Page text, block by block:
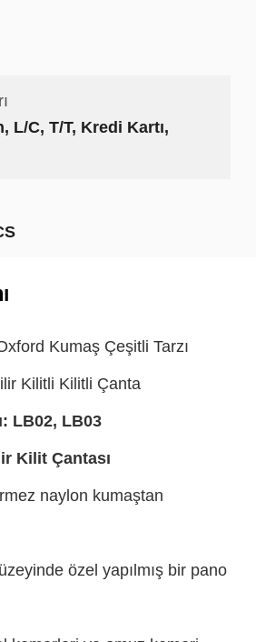
L/C, T/T, Kredi Kartı,
Kumaş Çeşitli Tarzı
Kilitli Kilitli Çanta
LB02, LB03
Kilit Çantası
naylon kumaştan
özel yapılmış bir pano